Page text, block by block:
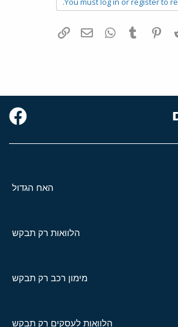
Reddit
Pinterest
Tumblr
WhatsAppדואר אלקטרוני
האח הגדול
הלוואות רק תבקש
מימון רכב רק תבקש
הלוואות לעסקים רק תבקש